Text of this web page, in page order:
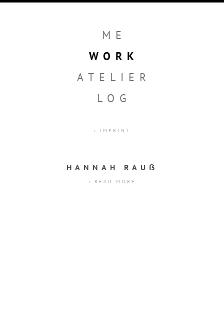
ME
WORK
ATELIER
LOG
› IMPRINT
HANNAH RAUẞ
› READ MORE